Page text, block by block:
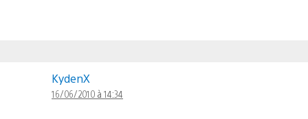
KydenX
16/06/2010 à 14:34